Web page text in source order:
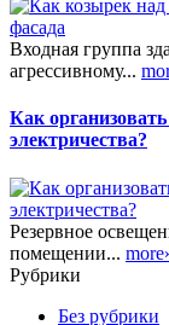
Входная группа
агрессивному...
Как
электричества?
Резервное
помещении...
Рубрики
Без рубрики